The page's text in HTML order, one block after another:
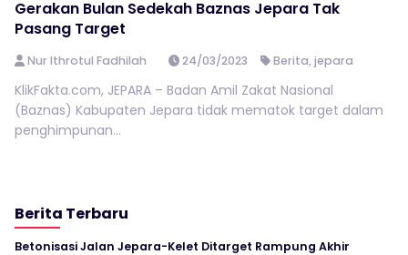
Gerakan Bulan Sedekah Baznas Jepara Tak
Pasang Target
Nur Ithrotul Fadhilah 24/03/2023 Berita,jepara
KlikFakta.com, JEPARA – Badan Amil Zakat Nasional
(Baznas) Kabupaten Jepara tidak mematok target dalam
penghimpunan...
Berita Terbaru
Betonisasi Jalan Jepara-Kelet Ditarget Rampung Akhir